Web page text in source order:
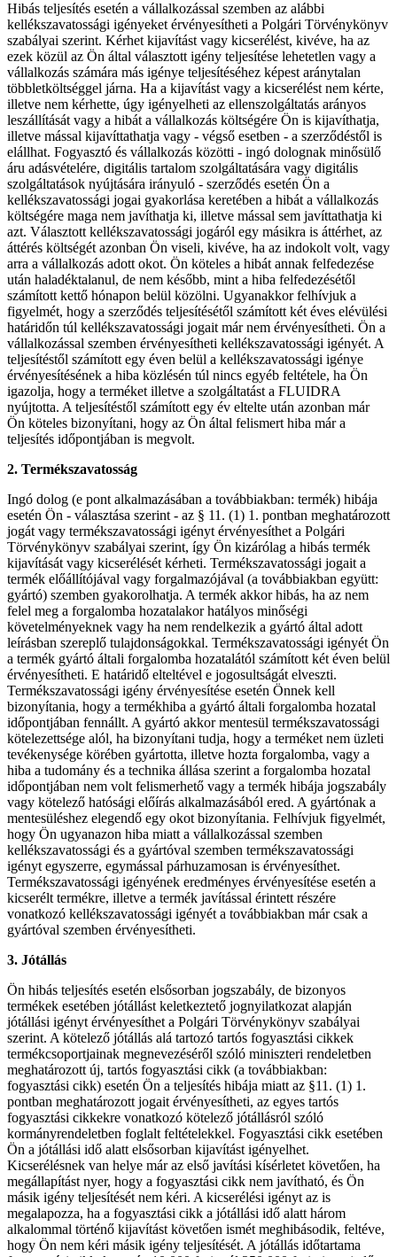
Hibás teljesítés esetén a vállalkozással szemben az alábbi
kellékszavatossági igényeket érvényesítheti a Polgári Törvénykönyv
szabályai szerint. Kérhet kijavítást vagy kicserélést, kivéve, ha az
ezek közül az Ön által választott igény teljesítése lehetetlen vagy a
vállalkozás számára más igénye teljesítéséhez képest aránytalan
többletköltséggel járna. Ha a kijavítást vagy a kicserélést nem kérte,
illetve nem kérhette, úgy igényelheti az ellenszolgáltatás arányos
leszállítását vagy a hibát a vállalkozás költségére Ön is kijavíthatja,
illetve mással kijavíttathatja vagy - végső esetben - a szerződéstől is
elállhat. Fogyasztó és vállalkozás közötti - ingó dolognak minősülő
áru adásvételére, digitális tartalom szolgáltatására vagy digitális
szolgáltatások nyújtására irányuló - szerződés esetén Ön a
kellékszavatossági jogai gyakorlása keretében a hibát a vállalkozás
költségére maga nem javíthatja ki, illetve mással sem javíttathatja ki
azt. Választott kellékszavatossági jogáról egy másikra is áttérhet, az
áttérés költségét azonban Ön viseli, kivéve, ha az indokolt volt, vagy
arra a vállalkozás adott okot. Ön köteles a hibát annak felfedezése
után haladéktalanul, de nem később, mint a hiba felfedezésétől
számított kettő hónapon belül közölni. Ugyanakkor felhívjuk a
figyelmét, hogy a szerződés teljesítésétől számított két éves elévülési
határidőn túl kellékszavatossági jogait már nem érvényesítheti. Ön a
vállalkozással szemben érvényesítheti kellékszavatossági igényét. A
teljesítéstől számított egy éven belül a kellékszavatossági igénye
érvényesítésének a hiba közlésén túl nincs egyéb feltétele, ha Ön
igazolja, hogy a terméket illetve a szolgáltatást a FLUIDRA
nyújtotta. A teljesítéstől számított egy év eltelte után azonban már
Ön köteles bizonyítani, hogy az Ön által felismert hiba már a
teljesítés időpontjában is megvolt.
2. Termékszavatosság
Ingó dolog (e pont alkalmazásában a továbbiakban: termék) hibája
esetén Ön - választása szerint - az § 11. (1) 1. pontban meghatározott
jogát vagy termékszavatossági igényt érvényesíthet a Polgári
Törvénykönyv szabályai szerint, így Ön kizárólag a hibás termék
kijavítását vagy kicserélését kérheti. Termékszavatossági jogait a
termék előállítójával vagy forgalmazójával (a továbbiakban együtt:
gyártó) szemben gyakorolhatja. A termék akkor hibás, ha az nem
felel meg a forgalomba hozatalakor hatályos minőségi
követelményeknek vagy ha nem rendelkezik a gyártó által adott
leírásban szereplő tulajdonságokkal. Termékszavatossági igényét Ön
a termék gyártó általi forgalomba hozatalától számított két éven belül
érvényesítheti. E határidő elteltével e jogosultságát elveszti.
Termékszavatossági igény érvényesítése esetén Önnek kell
bizonyítania, hogy a termékhiba a gyártó általi forgalomba hozatal
időpontjában fennállt. A gyártó akkor mentesül termékszavatossági
kötelezettsége alól, ha bizonyítani tudja, hogy a terméket nem üzleti
tevékenysége körében gyártotta, illetve hozta forgalomba, vagy a
hiba a tudomány és a technika állása szerint a forgalomba hozatal
időpontjában nem volt felismerhető vagy a termék hibája jogszabály
vagy kötelező hatósági előírás alkalmazásából ered. A gyártónak a
mentesüléshez elegendő egy okot bizonyítania. Felhívjuk figyelmét,
hogy Ön ugyanazon hiba miatt a vállalkozással szemben
kellékszavatossági és a gyártóval szemben termékszavatossági
igényt egyszerre, egymással párhuzamosan is érvényesíthet.
Termékszavatossági igényének eredményes érvényesítése esetén a
kicserélt termékre, illetve a termék javítással érintett részére
vonatkozó kellékszavatossági igényét a továbbiakban már csak a
gyártóval szemben érvényesítheti.
3. Jótállás
Ön hibás teljesítés esetén elsősorban jogszabály, de bizonyos
termékek esetében jótállást keletkeztető jognyilatkozat alapján
jótállási igényt érvényesíthet a Polgári Törvénykönyv szabályai
szerint. A kötelező jótállás alá tartozó tartós fogyasztási cikkek
termékcsoportjainak megnevezéséről szóló miniszteri rendeletben
meghatározott új, tartós fogyasztási cikk (a továbbiakban:
fogyasztási cikk) esetén Ön a teljesítés hibája miatt az §11. (1) 1.
pontban meghatározott jogait érvényesítheti, az egyes tartós
fogyasztási cikkekre vonatkozó kötelező jótállásról szóló
kormányrendeletben foglalt feltételekkel. Fogyasztási cikk esetében
Ön a jótállási idő alatt elsősorban kijavítást igényelhet.
Kicserélésnek van helye már az első javítási kísérletet követően, ha
megállapítást nyer, hogy a fogyasztási cikk nem javítható, és Ön
másik igény teljesítését nem kéri. A kicserélési igényt az is
megalapozza, ha a fogyasztási cikk a jótállási idő alatt három
alkalommal történő kijavítást követően ismét meghibásodik, feltéve,
hogy Ön nem kéri másik igény teljesítését. A jótállás időtartama